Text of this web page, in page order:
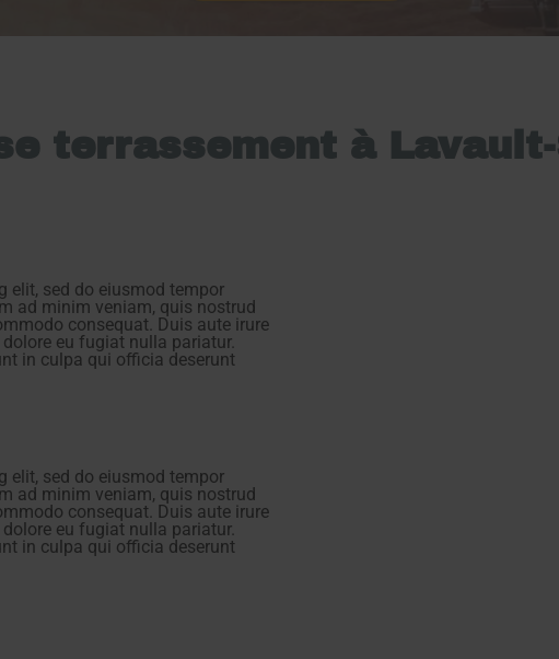
terrassement à
elit, sed do eiusmod tempor
ad minim veniam, quis nostrud
consequat. Duis aute irure
eu fugiat nulla pariatur.
in culpa qui officia deserunt
elit, sed do eiusmod tempor
ad minim veniam, quis nostrud
consequat. Duis aute irure
eu fugiat nulla pariatur.
in culpa qui officia deserunt